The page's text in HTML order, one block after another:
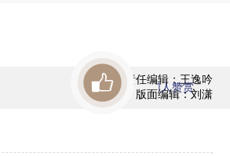
责任编辑：王逸吟
版面编辑：刘潇
1人赞赏